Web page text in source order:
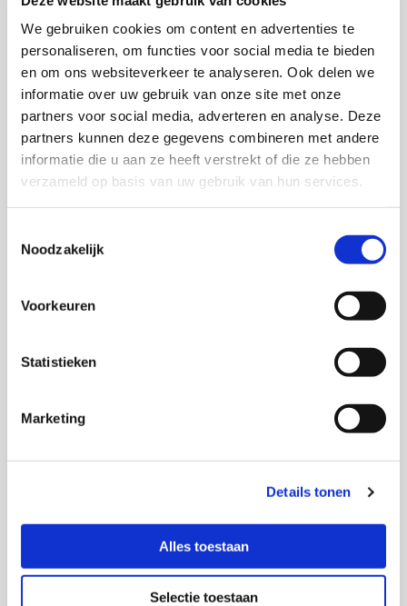
We gebruiken cookies om content en advertenties te
personaliseren, om functies voor social media te bieden
en om ons websiteverkeer te analyseren. Ook delen we
informatie over uw gebruik van onze site met onze
partners voor social media, adverteren en analyse. Deze
partners kunnen deze gegevens combineren met andere
informatie die u aan ze heeft verstrekt of die ze hebben
verzameld op basis van uw gebruik van hun services.
Noodzakelijk
Voorkeuren
Statistieken
Marketing
Details tonen
Alles toestaan
Selectie toestaan

